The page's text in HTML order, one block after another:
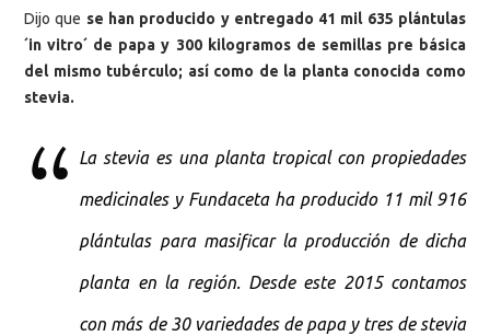
Dijo que se han producido y entregado 41 mil 635 plántulas
´in vitro´ de papa y 300 kilogramos de semillas pre básica
del mismo tubérculo; así como de la planta conocida como
stevia.
La stevia es una planta tropical con propiedades
medicinales y Fundaceta ha producido 11 mil 916
plántulas para masificar la producción de dicha
planta en la región. Desde este 2015 contamos
con más de 30 variedades de papa y tres de stevia